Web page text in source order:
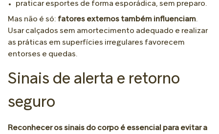
praticar esportes de forma esporádica, sem preparo.
Mas não é só: fatores externos também influenciam.
Usar calçados sem amortecimento adequado e realizar
as práticas em superfícies irregulares favorecem
entorses e quedas.
Sinais de alerta e retorno
seguro
Reconhecer os sinais do corpo é essencial para evitar a